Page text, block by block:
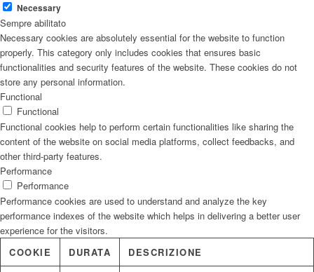
Necessary
Sempre abilitato
Necessary cookies are absolutely essential for the website to function
properly. This category only includes cookies that ensures basic
functionalities and security features of the website. These cookies do not
store any personal information.
Functional
Functional
Functional cookies help to perform certain functionalities like sharing the
content of the website on social media platforms, collect feedbacks, and
other third-party features.
Performance
Performance
Performance cookies are used to understand and analyze the key
performance indexes of the website which helps in delivering a better user
experience for the visitors.
COOKIE
DURATA DESCRIZIONE